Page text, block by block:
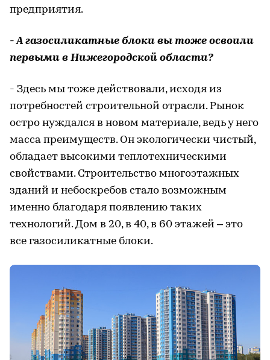
предприятия.
- А газосиликатные блоки вы тоже освоили
первыми в Нижегородской области?
- Здесь мы тоже действовали, исходя из
потребностей строительной отрасли. Рынок
остро нуждался в новом материале, ведь у него
масса преимуществ. Он экологически чистый,
обладает высокими теплотехническими
свойствами. Строительство многоэтажных
зданий и небоскребов стало возможным
именно благодаря появлению таких
технологий. Дом в 20, в 40, в 60 этажей – это
все газосиликатные блоки.